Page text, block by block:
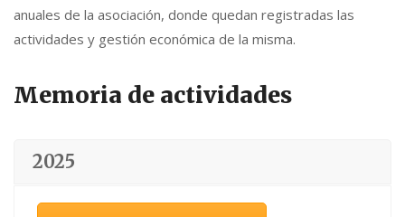
anuales de la asociación, donde quedan registradas las
actividades y gestión económica de la misma.
Memoria de actividades
2025